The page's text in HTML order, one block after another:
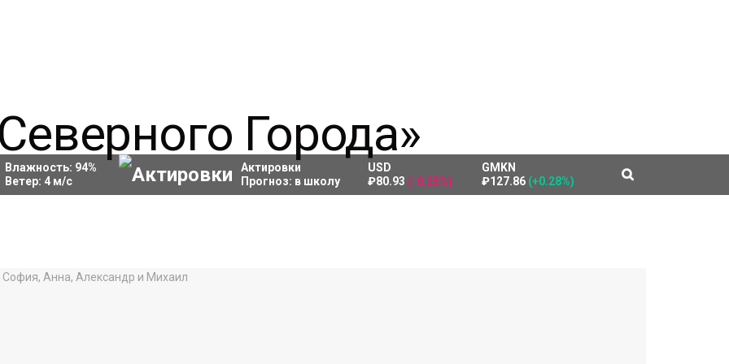
Влажность: 94%
Ветер: 4м/с
Актировки
Прогноз: в школу
USD
₽80.93 (-0.25%)
GMKN
₽127.86 (+0.28%)